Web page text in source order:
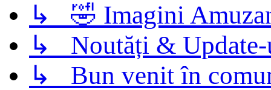
↳ 🤣 Imagini
↳ Noutăți &
↳ Bun venit în